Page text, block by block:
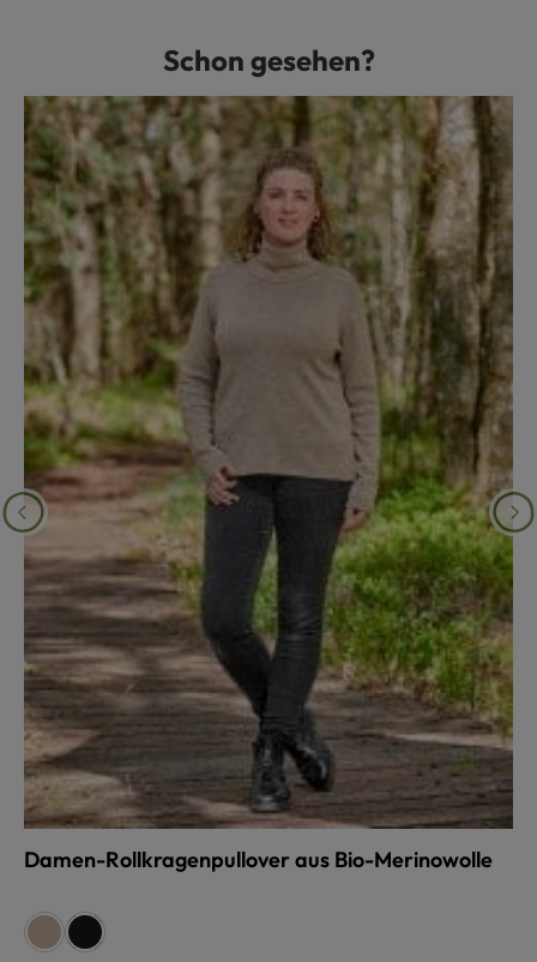
Produktgalerie überspringenSchon gesehen?
Damen-Rollkragenpullover aus Bio-Merinowolle
Farbe auswählen
sand schwarz